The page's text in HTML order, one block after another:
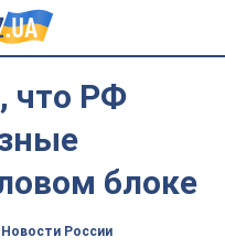
что РФ
блоке
Новости России